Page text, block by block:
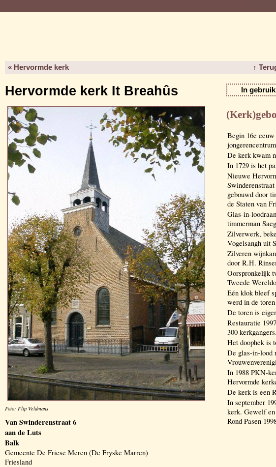
« Hervormde kerk ↑
Hervormde kerk It Breahûs In gebruik
Foto: Flip Veldmans
Van Swinderenstraat 6
aan de Luts
Balk
Gemeente De Friese Meren (De Fryske Marren)
Friesland
Begin 16e
De kerk kwam
In 1729 is het
Nieuwe
gebouwd door
de Staten van
Glas-in-
timmerman
Zilverwerk,
Vogelsangh uit
Zilveren
door R.H.
Oorspronkelijk
Tweede
Eén klok bleef
werd in de
De toren is
Restauratie
300 kerkgangers.
Het doophek is
De glas-in-lood
In 1988 PKN-
Hervormde
De kerk is een
In september
kerk. Gewelf en
Rond Pasen